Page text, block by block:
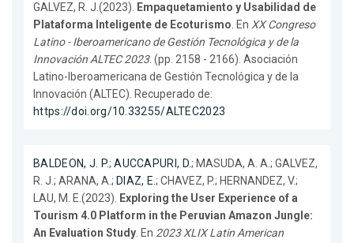
GALVEZ, R. J.(2023). Empaquetamiento y Usabilidad de
Plataforma Inteligente de Ecoturismo. En XX Congreso
Latino - Iberoamericano de Gestión Tecnológica y de la
Innovación ALTEC 2023. (pp. 2158 - 2166). Asociación
Latino-Iberoamericana de Gestión Tecnológica y de la
Innovación (ALTEC). Recuperado de:
https://doi.org/10.33255/ALTEC2023
BALDEON, J. P.;AUCCAPURI, D.; MASUDA, A. A.; GALVEZ,
R. J.; ARANA, A.; DIAZ, E.; CHAVEZ, P.; HERNANDEZ, V.;
LAU, M. E.(2023). Exploring the User Experience of a
Tourism 4.0 Platform in the Peruvian Amazon Jungle:
An Evaluation Study. En 2023 XLIX Latin American